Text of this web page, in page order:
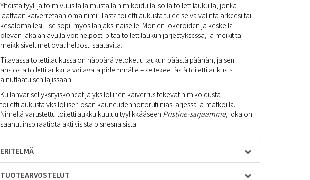
Yhdistä tyyli ja toimivuus tällä mustalla nimikoidulla isolla toilettilaukulla, jonka
laattaan kaiverretaan oma nimi. Tästä toilettilaukusta tulee selvä valinta arkeesi tai
kesälomallesi – se sopii myös lahjaksi naiselle. Monien lokeroiden ja keskellä
olevan jakajan avulla voit helposti pitää toilettilaukun järjestyksessä, ja meikit tai
meikkisiveltimet ovat helposti saatavilla.
Tilavassa toilettilaukussa on näppärä vetoketju laukun päästä päähän, ja sen
ansiosta toilettilaukkua voi avata pidemmälle – se tekee tästä toilettilaukusta
ainutlaatuisen lajissaan.
Kullanväriset yksityiskohdat ja yksilöllinen kaiverrus tekevät nimikoidusta
toilettilaukusta yksilöllisen osan kauneudenhoitorutiiniasi arjessa ja matkoilla.
Nimellä varustettu toilettilaukku kuuluu tyylikkääseen Pristine-sarjaamme, joka on
saanut inspiraatiota aktiivisista bisnesnaisista.
ERITELMÄ
TUOTEARVOSTELUT